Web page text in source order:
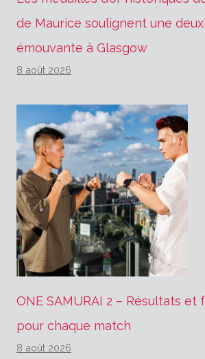
de Maurice soulignent une
émouvante à Glasgow
8 août 2026
ONE SAMURAI 2 – Résultats et
pour chaque match
8 août 2026